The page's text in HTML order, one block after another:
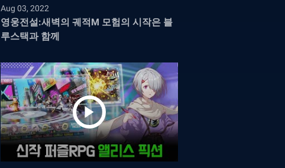
Aug 03, 2022
영웅전설:새벽의 궤적M 모험의 시작은 블
루스택과 함께